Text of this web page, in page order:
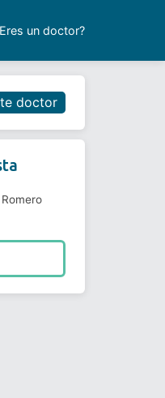
un doctor?
cita
doctor